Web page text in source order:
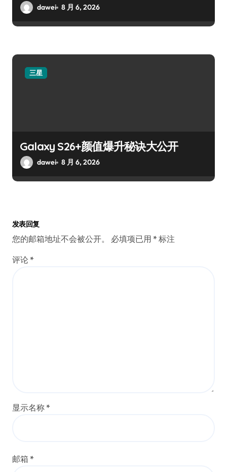
dawei 8 月 6, 2026
三星
Galaxy S26+颜值爆升秘诀大公开
dawei 8 月 6, 2026
发表回复
您的邮箱地址不会被公开。 必填项已用 * 标注
评论 *
显示名称 *
邮箱 *